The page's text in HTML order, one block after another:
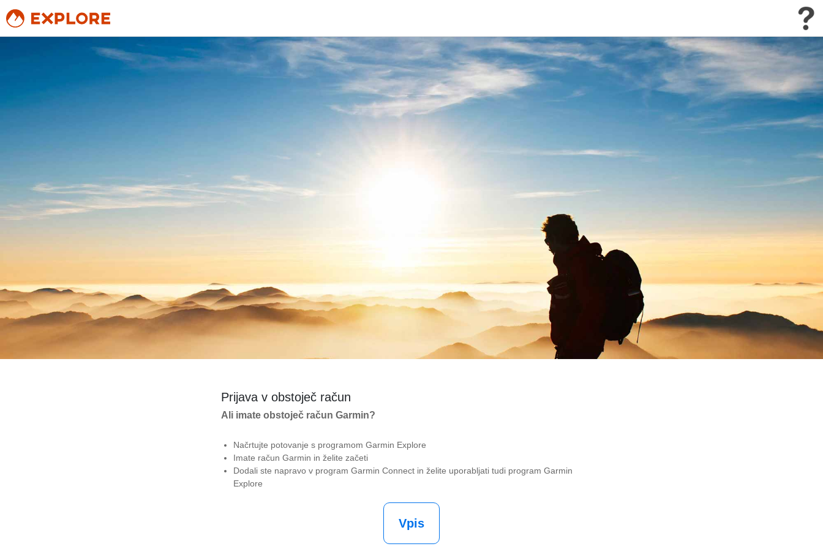
Prijava v obstoječ račun
Ali imate obstoječ račun Garmin?
Načrtujte potovanje s programom Garmin Explore
Imate račun Garmin in želite začeti
Dodali ste napravo v program Garmin Connect in želite uporabljati tudi program Garmin
Explore